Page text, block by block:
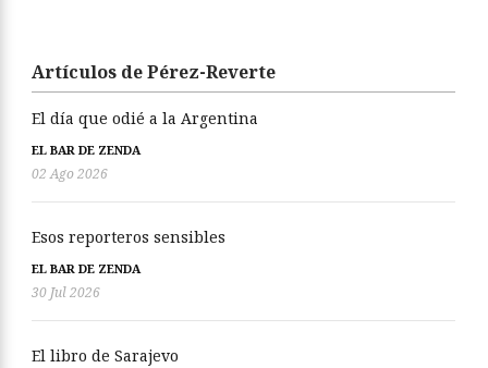
Artículos de Pérez-Reverte
El día que odié a la Argentina
EL BAR DE ZENDA
02 Ago 2026
Esos reporteros sensibles
EL BAR DE ZENDA
30 Jul 2026
El libro de Sarajevo